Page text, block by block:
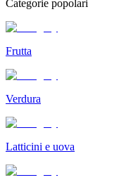
Categorie popolari
Frutta
Verdura
Latticini e uova